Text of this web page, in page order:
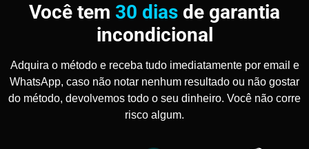
Você tem 30 dias de garantia
incondicional
Adquira o método e receba tudo imediatamente por email e
WhatsApp, caso não notar nenhum resultado ou não gostar
do método, devolvemos todo o seu dinheiro. Você não corre
risco algum.